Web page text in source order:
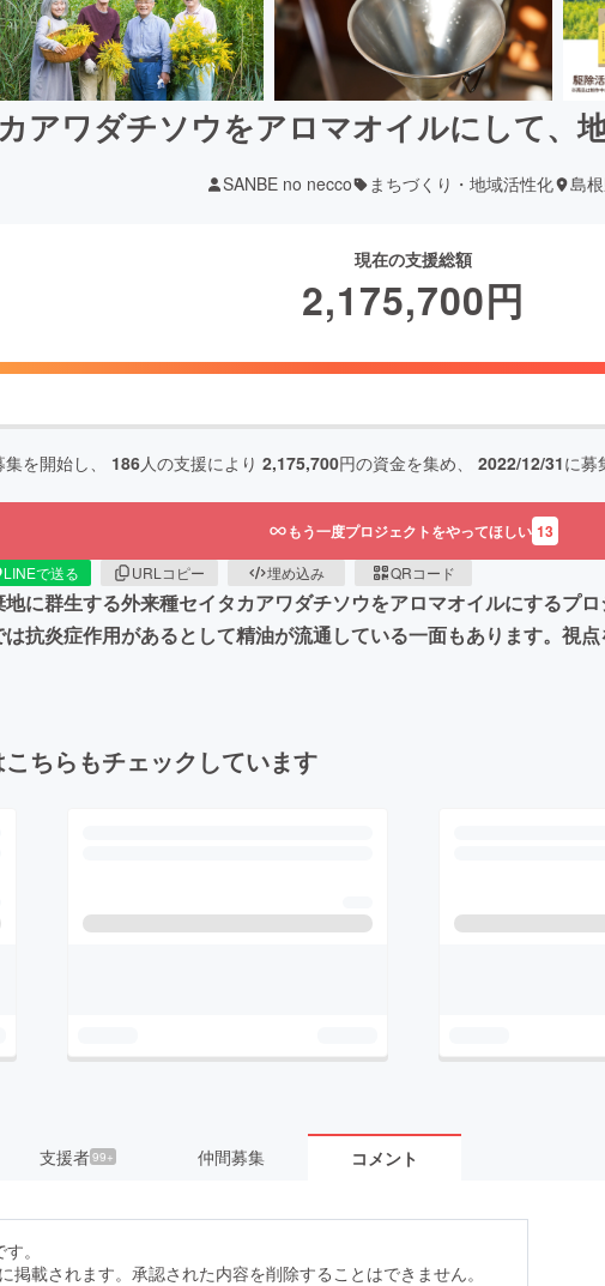
アワダチソウをアロマオイルにして、
SANBE no necco まちづくり・地域活性化 島
現在の支援総額
2,175,700円
集を開始し、 186人の支援により 2,175,700円の資金を集め、 2022/12/31に募
もう一度プロジェクトをやってほしい 13
LINEで送る URLコピー 埋め込み QRコード
に群生する外来種セイタカアワダチソウをアロマオイルにするプ
抗炎症作用があるとして精油が流通している一面もあります。視
ちらもチェックしています
支援者99+ 仲間募集 コメント
。
掲載されます。承認された内容を削除することはできません。